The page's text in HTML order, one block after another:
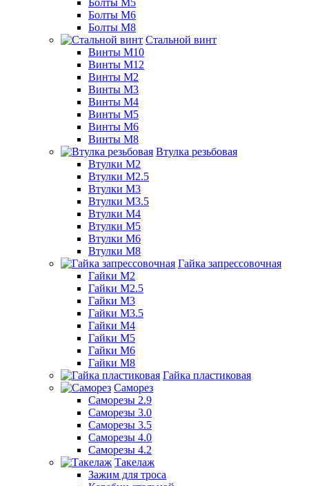
Болты М5
Болты М6
Болты М8
Стальной винт
Винты М10
Винты М12
Винты М2
Винты М3
Винты М4
Винты М5
Винты М6
Винты М8
Втулка резьбовая
Втулки М2
Втулки М2.5
Втулки М3
Втулки М3.5
Втулки М4
Втулки М5
Втулки М6
Втулки М8
Гайка запрессовочная
Гайки М2
Гайки М2.5
Гайки М3
Гайки М3.5
Гайки М4
Гайки М5
Гайки М6
Гайки М8
Гайка пластиковая
Саморез
Саморезы 2.9
Саморезы 3.0
Саморезы 3.5
Саморезы 4.0
Саморезы 4.2
Такелаж
Зажим для троса